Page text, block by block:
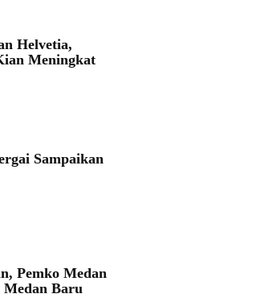
Helvetia,
Meningkat
Sampaikan
Pemko Medan
Medan Baru